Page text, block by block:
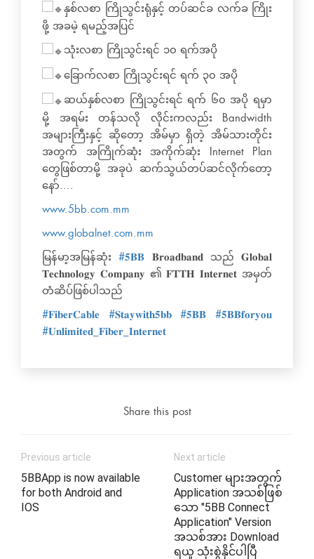
နှစ်လစာ ကြိုသွင်းရုံနှင့် တပ်ဆင်ခ လက်ခ ကြိုး
ဖို့ အခမဲ့ ရမည့်အပြင်
သုံးလစာ ကြိုသွင်းရင် ၁၀ ရက်အပို
ခြောက်လစာ ကြိုသွင်းရင် ရက် ၃၀ အပို
ဆယ်နှစ်လစာ ကြိုသွင်းရင် ရက် ၆၀ အပို ရမှာ
မို့ အရမ်း တန်သလို လိုင်းကလည်း Bandwidth
အများကြီးနှင့် ဆိုတော့ အိမ်မှာ ရှိတဲ့ အိမ်သားတိုင်း
အတွက် အကြိုက်ဆုံး အကိုက်ဆုံး Internet Plan
တွေဖြစ်တာမို့ အခုပဲ ဆက်သွယ်တပ်ဆင်လိုက်တော့
နော်....
www.5bb.com.mm
www.globalnet.com.mm
မြန်မာ့အမြန်ဆုံး#𝟓𝐁𝐁 𝐁𝐫𝐨𝐚𝐝𝐛𝐚𝐧𝐝 သည် 𝐆𝐥𝐨𝐛𝐚𝐥
𝐓𝐞𝐜𝐡𝐧𝐨𝐥𝐨𝐠𝐲 𝐂𝐨𝐦𝐩𝐚𝐧𝐲 ၏ 𝐅𝐓𝐓𝐇 𝐈𝐧𝐭𝐞𝐫𝐧𝐞𝐭 အမှတ်
တံဆိပ်ဖြစ်ပါသည်
#𝐅𝐢𝐛𝐞𝐫𝐂𝐚𝐛𝐥𝐞
#𝐒𝐭𝐚𝐲𝐰𝐢𝐭𝐡𝟓𝐛𝐛 #𝟓𝐁𝐁
#𝟓𝐁𝐁𝐟𝐨𝐫𝐲𝐨𝐮
#𝐔𝐧𝐥𝐢𝐦𝐢𝐭𝐞𝐝_𝐅𝐢𝐛𝐞𝐫_𝐈𝐧𝐭𝐞𝐫𝐧𝐞𝐭
Share this post
Previous article
5BBApp is now available
for both Android and
IOS
Next article
Customer များအတွက်
Application အသစ်ဖြစ်
သော "5BB Connect
Application" Version
အသစ်အား Download
ရယူ သုံးစွဲနိုင်ပါပြီ